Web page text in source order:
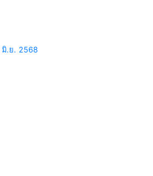
มิ.ย. 2568